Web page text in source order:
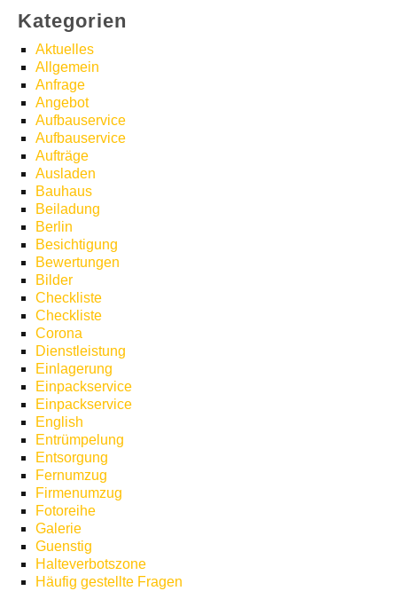
Kategorien
Aktuelles
Allgemein
Anfrage
Angebot
Aufbauservice
Aufbauservice
Aufträge
Ausladen
Bauhaus
Beiladung
Berlin
Besichtigung
Bewertungen
Bilder
Checkliste
Checkliste
Corona
Dienstleistung
Einlagerung
Einpackservice
Einpackservice
English
Entrümpelung
Entsorgung
Fernumzug
Firmenumzug
Fotoreihe
Galerie
Guenstig
Halteverbotszone
Häufig gestellte Fragen